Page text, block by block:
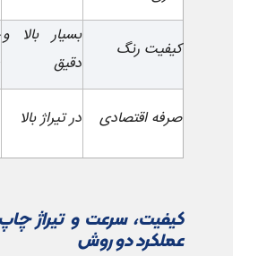
کیفیت رنگ
بسیار بالا و
دقیق
صرفه اقتصادی در تیراژ بالا
کیفیت، سرعت و تیراژ
عملکرد دو روش